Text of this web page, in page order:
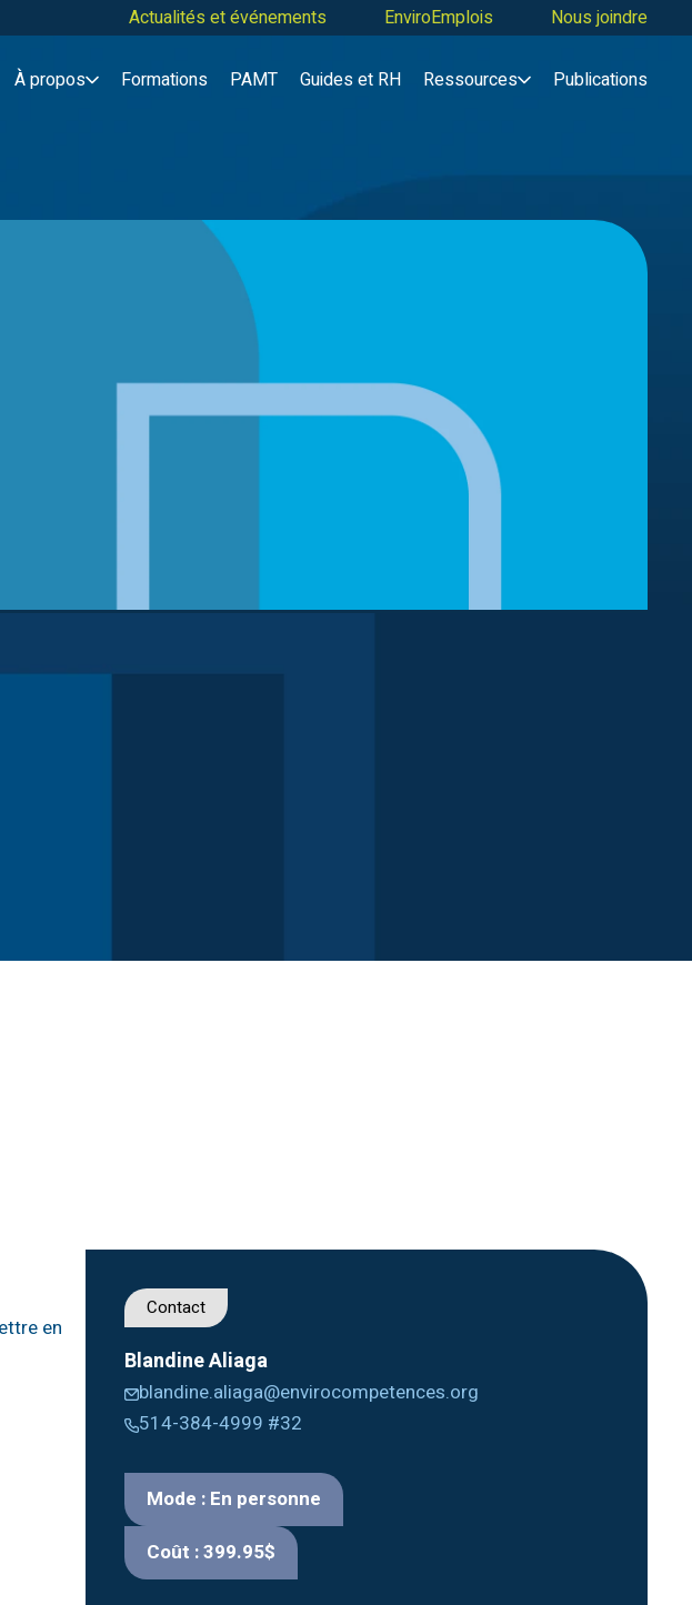
Actualités et événements EnviroEmplois Nous joindre
À propos Formations PAMT Guides et RH Ressources Publications
Contact
Blandine Aliaga
blandine.aliaga@envirocompetences.org
514-384-4999 #32
Mode : En personne
Coût : 399.95$
en